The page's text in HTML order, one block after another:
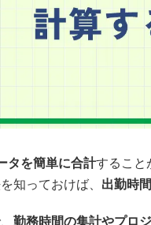
タを簡単に合計すること
知っておけば、 出勤時
勤務時間の集計やプロ